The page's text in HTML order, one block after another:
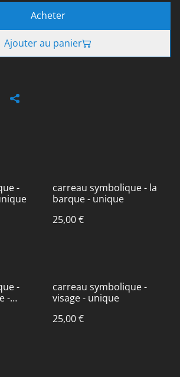
Acheter
Ajouter au panier
-
carreau symbolique - la
barque - unique
25,00 €
-
-
carreau symbolique -
visage - unique
25,00 €